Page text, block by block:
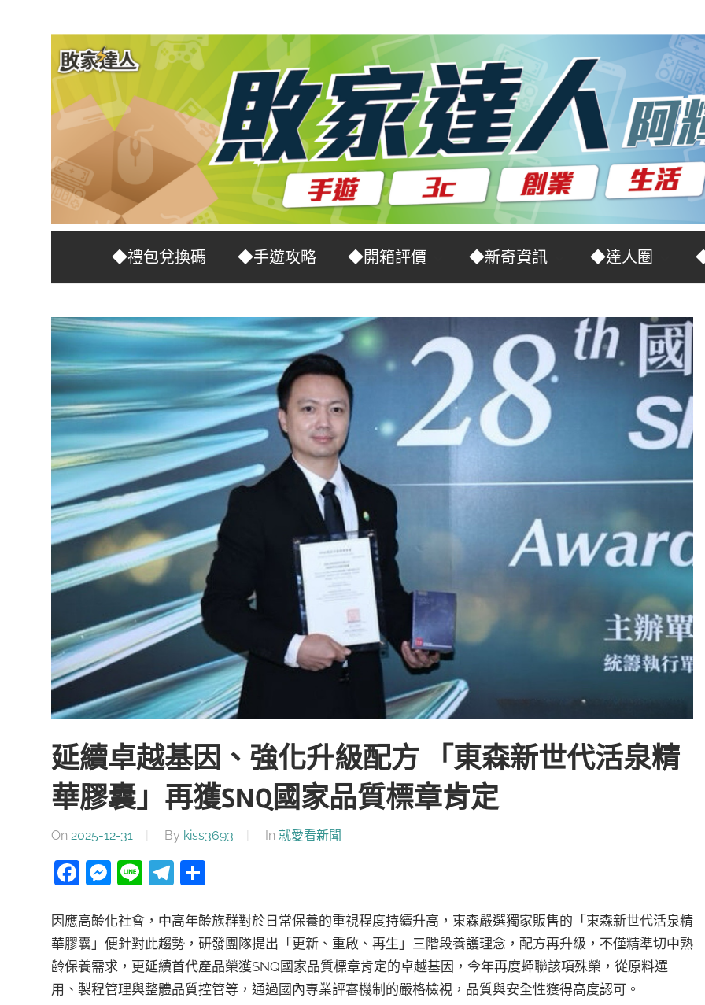
家
達
人
推
薦
No.1
戲
科
技
自
媒
體。
◆禮包兌換碼 ◆手遊攻略 ◆開箱評價 ◆新奇資訊 ◆達人圈
延續卓越基因、強化升級配方 「東森新世代活泉精
華膠囊」再獲SNQ國家品質標章肯定
On 2025-12-31 By kiss3693 In 就愛看新聞
Facebook
Messenger
LineTelegram
分
因應高齡化社會，中高年齡族群對於日常保養的重視程度持續升高，東森嚴選獨家販售的「東森新世代活泉精
華膠囊」便針對此趨勢，研發團隊提出「更新、重啟、再生」三階段養護理念，配方再升級，不僅精準切中熟
齡保養需求，更延續首代產品榮獲SNQ國家品質標章肯定的卓越基因，今年再度蟬聯該項殊榮，從原料選
用、製程管理與整體品質控管等，通過國內專業評審機制的嚴格檢視，品質與安全性獲得高度認可。